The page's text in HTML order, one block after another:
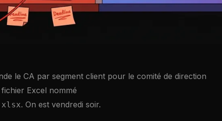
le CA par segment client pour le comité de direction
Excel nommé
. On est vendredi soir.